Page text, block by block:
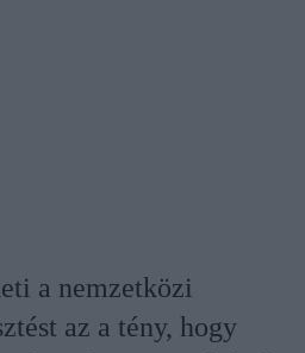
a nemzetközi
az a tény, hogy